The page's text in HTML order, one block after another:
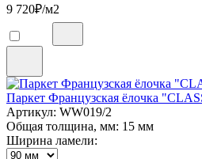
9 720₽/м2
Паркет Французская ёлочка
Артикул: WW019/2
Общая толщина, мм: 15 мм
Ширина ламели: